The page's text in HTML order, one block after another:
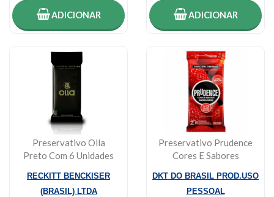
ADICIONAR ADICIONAR
Preservativo Olla
Preto Com 6 Unidades
RECKITT BENCKISER
(BRASIL) LTDA
Preservativo Prudence
Cores E Sabores
DKT DO BRASIL PROD.USO
PESSOAL